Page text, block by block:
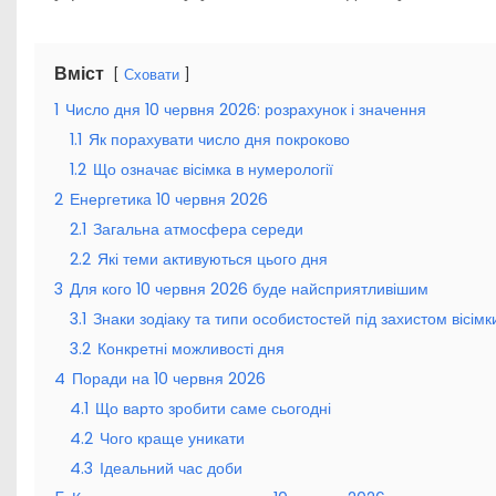
Вміст Сховати
1 Число дня 10 червня 2026: розрахунок і значення
1.1 Як порахувати число дня покроково
1.2 Що означає вісімка в нумерології
2 Енергетика 10 червня 2026
2.1 Загальна атмосфера середи
2.2 Які теми активуються цього дня
3 Для кого 10 червня 2026 буде найсприятливішим
3.1 Знаки зодіаку та типи особистостей під захистом
3.2 Конкретні можливості дня
4 Поради на 10 червня 2026
4.1 Що варто зробити саме сьогодні
4.2 Чого краще уникати
4.3 Ідеальний час доби